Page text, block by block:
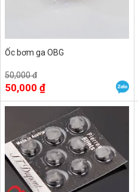
Ốc bơm ga OBG
50,000 đ
50,000 ₫